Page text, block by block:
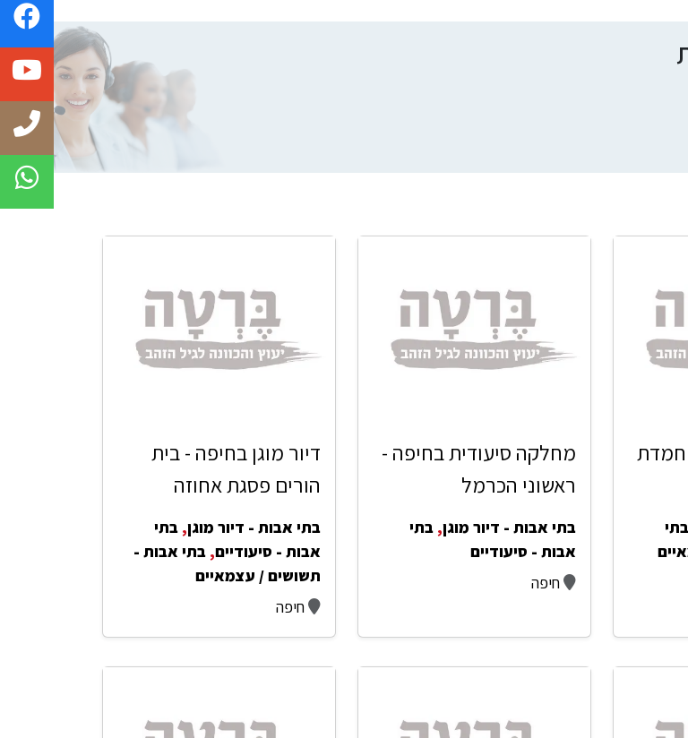
חמדת
בתי
מחלקה סיעודית בחיפה -
ראשוני הכרמל
בתי אבות - דיור מוגן, בתי
אבות - סיעודיים
חיפה
דיור מוגן בחיפה - בית
הורים פסגת אחוזה
בתי אבות - דיור מוגן, בתי
אבות - סיעודיים, בתי אבות -
תשושים / עצמאיים
חיפה